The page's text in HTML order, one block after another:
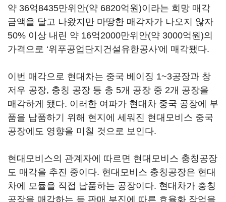
약 36억8435만위안(약 6820억원)이라는 희망 매각
금액을 달고 나왔지만 마땅한 매각자가 나오지 않자
50% 이상 내린 약 16억2000만위안(약 3000억원)의
가격으로 ‘위푸공업단지건설유한공사'에 매각됐다.
이번 매각으로 현대차는 중국 베이징 1~3공장과 창
저우 공장, 충칭 공장 등 총 5개 공장 중 2개 공장을
매각하게 됐다. 이러한 여파가 현대차 중국 공장에 부
품을 납품하기 위해 현지에 세워진 현대모비스 중국
공장에도 영향을 미칠 것으로 보인다.
현대모비스의 관계자에 따르면 현대모비스 충칭공장
도 매각을 추진 중이다. 현대모비스 충칭공장은 현대
차에 모듈을 직접 납품하는 공장이다. 현대차가 충칭
공장을 매각하는 등 판매 부진에 따른 효율화 작업을